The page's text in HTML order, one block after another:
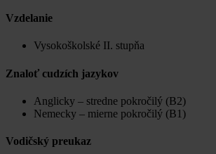
Vzdelanie
Vysokoškolské II. stupňa
Znaloť cudzích jazykov
Anglicky – stredne pokročilý (B2)
Nemecky – mierne pokročilý (B1)
Vodičský preukaz